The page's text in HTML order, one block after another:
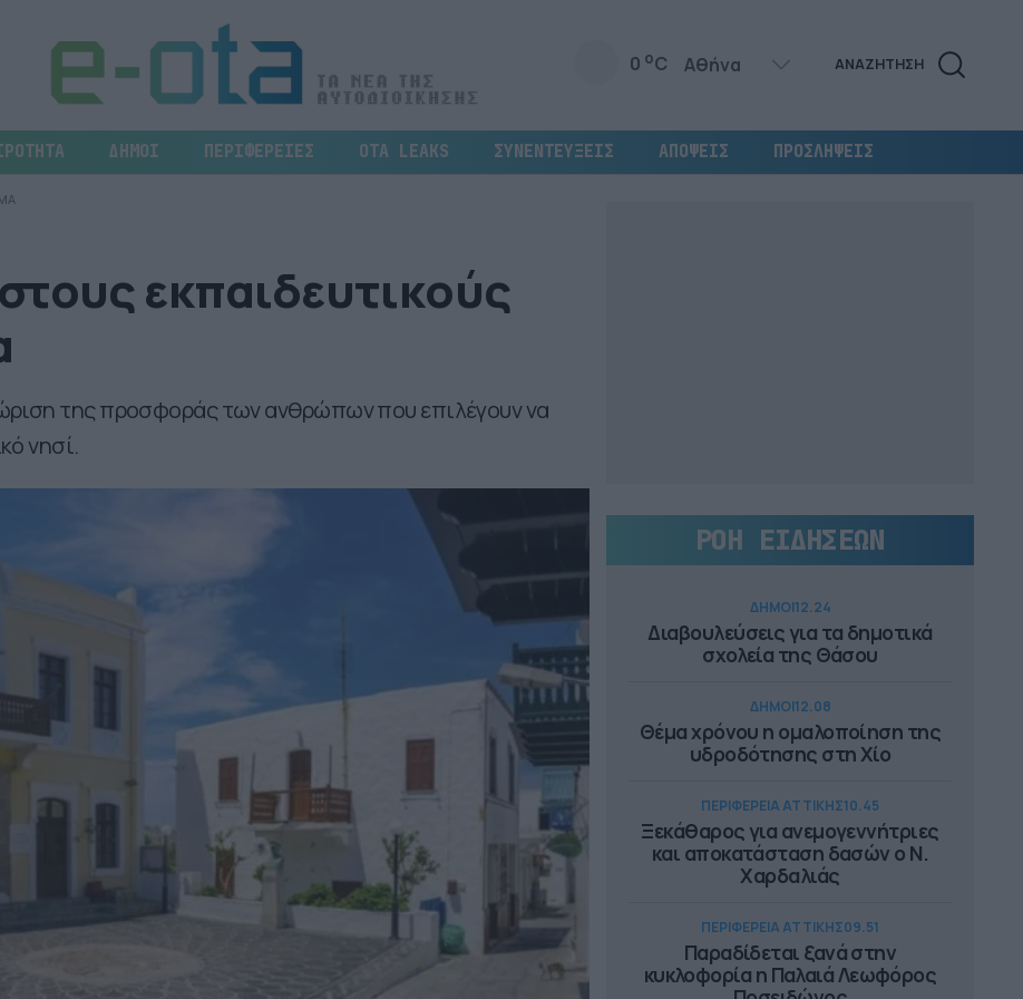
0 oC ΑΝΑΖΗΤΗΣΗ
ΔΗΜΟΙ ΠΕΡΙΦΕΡΕΙΕΣ OTA LEAKS ΣΥΝΕΝΤΕΥΞΕΙΣ ΑΠΟΨΕΙΣ ΠΡΟΣΛΗΨΕΙΣ
εκπαιδευτικούς
της προσφοράς των ανθρώπων που επιλέγουν να
νησί.
ΡΟΗ ΕΙΔΗΣΕΩΝ
ΔΗΜΟΙ12.24
Διαβουλεύσεις για τα δημοτικά
σχολεία της Θάσου
ΔΗΜΟΙ12.08
Θέμα χρόνου η ομαλοποίηση της
υδροδότησης στη Χίο
ΠΕΡΙΦΕΡΕΙΑ ΑΤΤΙΚΗΣ10.45
Ξεκάθαρος για ανεμογεννήτριες
και αποκατάσταση δασών ο Ν.
Χαρδαλιάς
ΠΕΡΙΦΕΡΕΙΑ ΑΤΤΙΚΗΣ09.51
Παραδίδεται ξανά στην
κυκλοφορία η Παλαιά Λεωφόρος